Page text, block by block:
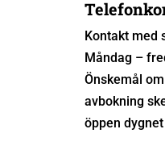
Kontakt med
Måndag –
Önskemål
avbokning
öppen